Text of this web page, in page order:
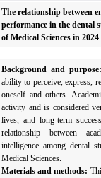
The relationship between
performance in the
of Medical Sciences in 2024
Background and
ability to perceive, express,
oneself and others.
activity and is considered
lives, and long-term
relationship between
intelligence among
Medical Sciences.
Materials and methods: